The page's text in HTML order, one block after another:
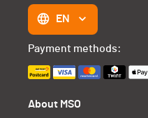
About MSO
EN
Payment methods: